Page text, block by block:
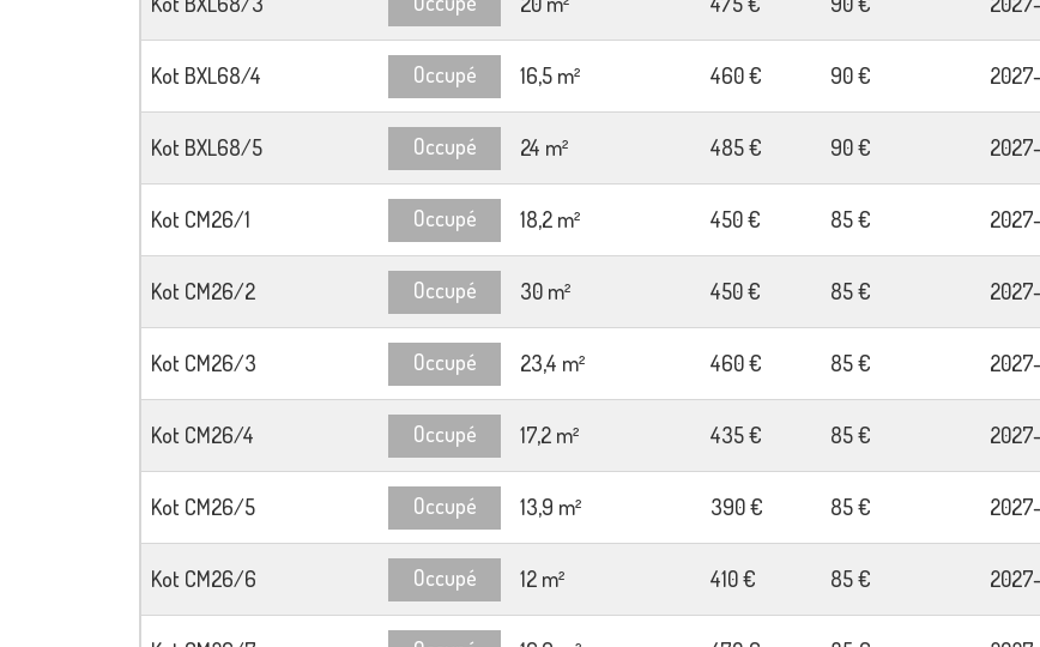
Kot BXL68/4 Occupé 16,5 m² 460 € 90 €
Kot BXL68/5 Occupé 24 m² 485 € 90 €
Kot CM26/1 Occupé 18,2 m² 450 € 85 €
Kot CM26/2 Occupé 30 m² 450 € 85 €
Kot CM26/3 Occupé 23,4 m² 460 € 85 €
Kot CM26/4 Occupé 17,2 m² 435 € 85 €
Kot CM26/5 Occupé 13,9 m² 390 € 85 €
Kot CM26/6 Occupé 12 m² 410 € 85 €